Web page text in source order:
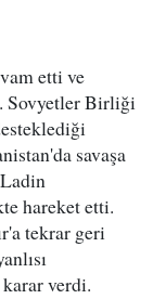
etti ve
Sovyetler Birliği
savaşa
hareket etti.
tekrar geri
verdi.